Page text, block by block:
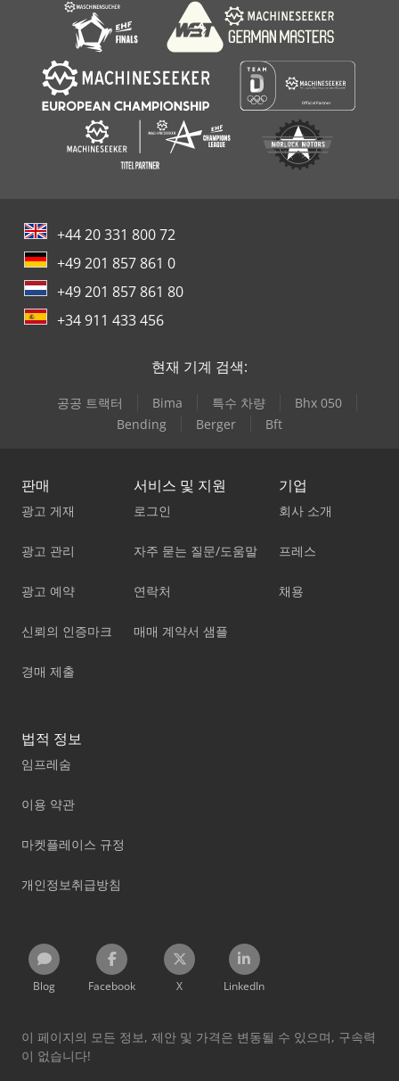
+44 20 331 800 72
+49 201 857 861 0
+49 201 857 861 80
+34 911 433 456
현재 기계 검색:
공공 트랙터 Bima 특수 차량
Bhx 050
Bending
Berger Bft
판매
광고 게재
광고 관리
광고 예약
신뢰의 인증마크
경매 제출
서비스 및 지원
로그인
자주 묻는 질문/도움말
연락처
매매 계약서 샘플
기업
회사 소개
프레스
채용
법적 정보
임프레숨
이용 약관
마켓플레이스 규정
개인정보취급방침
Blog Facebook X LinkedIn
이 페이지의 모든 정보, 제안 및 가격은 변동될 수 있으며, 구속력
이 없습니다!